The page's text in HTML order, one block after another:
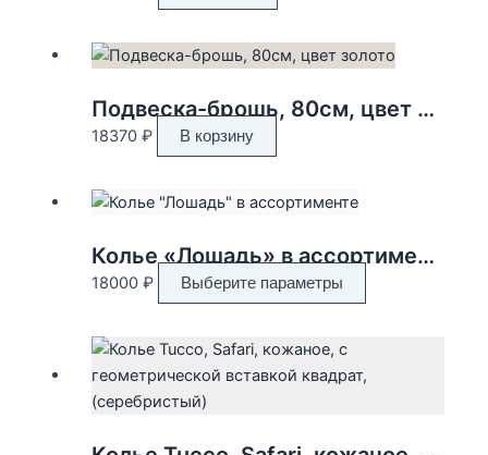
Подвеска-брошь, 80см, цвет золото
18370 ₽ В корзину
Колье «Лошадь» в ассортименте
18000 ₽ Выберите параметры
товар
вариаций.